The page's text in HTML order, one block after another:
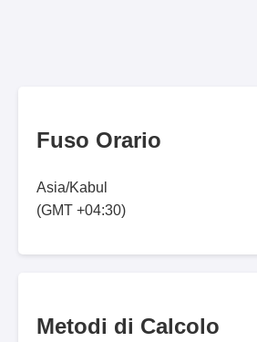
Fuso Orario
Asia/Kabul
(GMT +04:30)
Metodi di Calcolo